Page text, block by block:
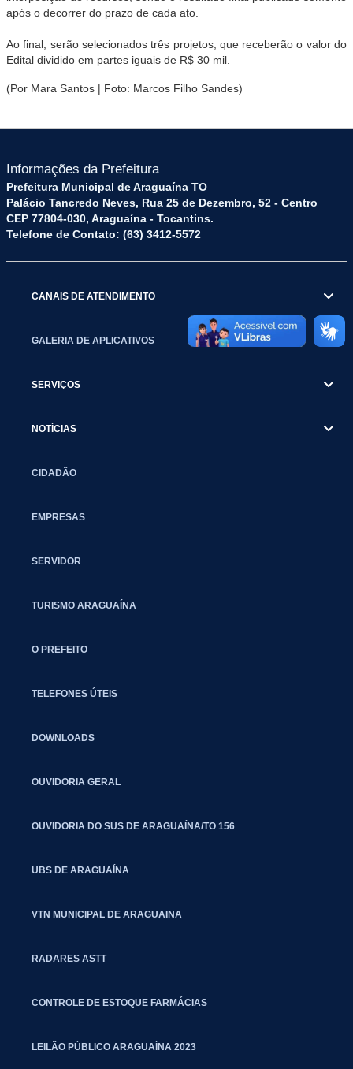
após o decorrer do prazo de cada ato.
Ao final, serão selecionados três projetos, que receberão o valor do
Edital dividido em partes iguais de R$ 30 mil.
(Por Mara Santos | Foto: Marcos Filho Sandes)
Informações da Prefeitura
Prefeitura Municipal de Araguaína TO
Palácio Tancredo Neves, Rua 25 de Dezembro, 52 - Centro
CEP 77804-030, Araguaína - Tocantins.
Telefone de Contato: (63) 3412-5572
CANAIS DE ATENDIMENTO
GALERIA DE APLICATIVOS
SERVIÇOS
NOTÍCIAS
CIDADÃO
EMPRESAS
SERVIDOR
TURISMO ARAGUAÍNA
O PREFEITO
TELEFONES ÚTEIS
DOWNLOADS
OUVIDORIA GERAL
OUVIDORIA DO SUS DE ARAGUAÍNA/TO 156
UBS DE ARAGUAÍNA
VTN MUNICIPAL DE ARAGUAINA
RADARES ASTT
CONTROLE DE ESTOQUE FARMÁCIAS
LEILÃO PÚBLICO ARAGUAÍNA 2023